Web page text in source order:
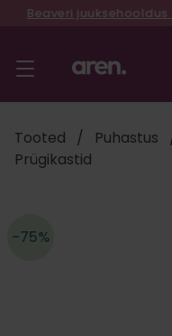
Liigu
juurde
Beaveri juuksehooldus
Tooted / Puhastus
Prügikastid
-75%